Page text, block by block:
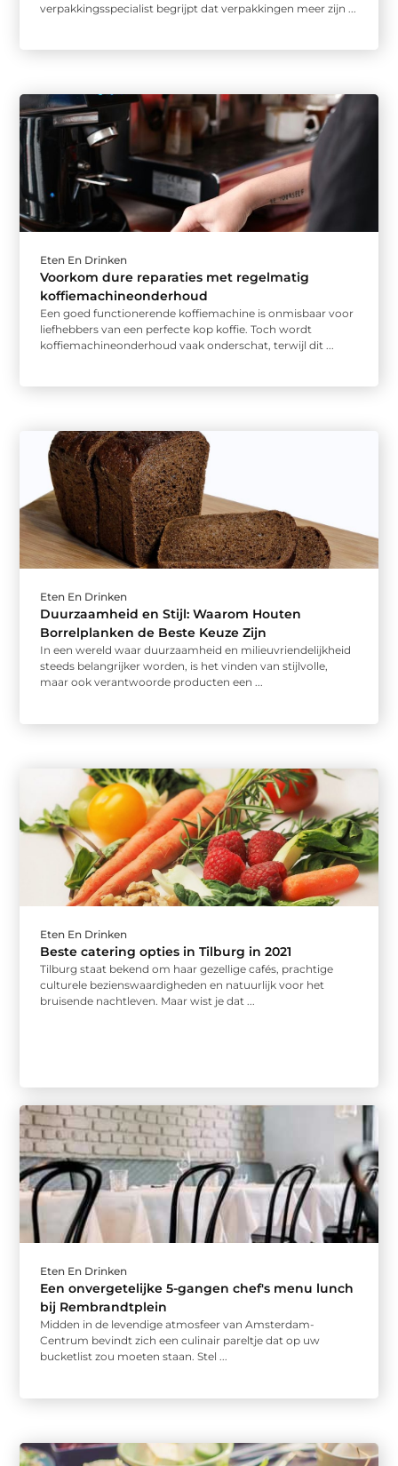
verpakkingsspecialist begrijpt dat verpakkingen meer zijn ...
Eten En Drinken
Voorkom dure reparaties met regelmatig
koffiemachineonderhoud
Een goed functionerende koffiemachine is onmisbaar voor
liefhebbers van een perfecte kop koffie. Toch wordt
koffiemachineonderhoud vaak onderschat, terwijl dit ...
Eten En Drinken
Duurzaamheid en Stijl: Waarom Houten
Borrelplanken de Beste Keuze Zijn
In een wereld waar duurzaamheid en milieuvriendelijkheid
steeds belangrijker worden, is het vinden van stijlvolle,
maar ook verantwoorde producten een ...
Eten En Drinken
Beste catering opties in Tilburg in 2021
Tilburg staat bekend om haar gezellige cafés, prachtige
culturele bezienswaardigheden en natuurlijk voor het
bruisende nachtleven. Maar wist je dat ...
Eten En Drinken
Een onvergetelijke 5-gangen chef's menu lunch
bij Rembrandtplein
Midden in de levendige atmosfeer van Amsterdam-
Centrum bevindt zich een culinair pareltje dat op uw
bucketlist zou moeten staan. Stel ...